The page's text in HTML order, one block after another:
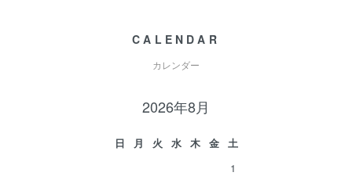
CALENDAR
カレンダー
2026年8月
日 月 火 水 木 金
土
1